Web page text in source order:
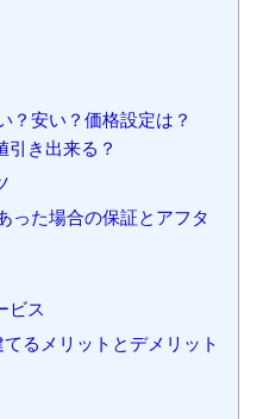
？安い？価格設定は？
引き出来る？
った場合の保証とアフタ
ビス
るメリットとデメリット